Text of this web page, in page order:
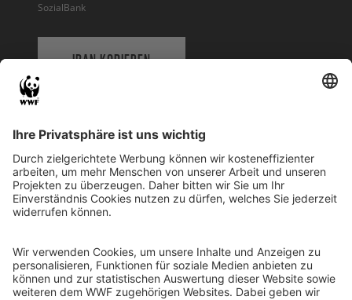
SozialBank
IBAN KOPIEREN
WWF Deutschland
Reinhardtstr. 18
10117 Berlin
Ihre Spende kann steuerlich geltend gemacht werden
Registriert als Stiftung WWF Deutschland, Senatsverwaltung für